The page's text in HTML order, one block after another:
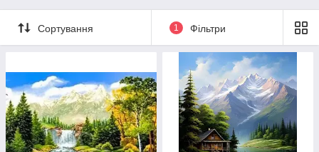
Сортування 1 Фільтри